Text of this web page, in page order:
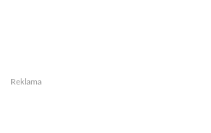
Reklama